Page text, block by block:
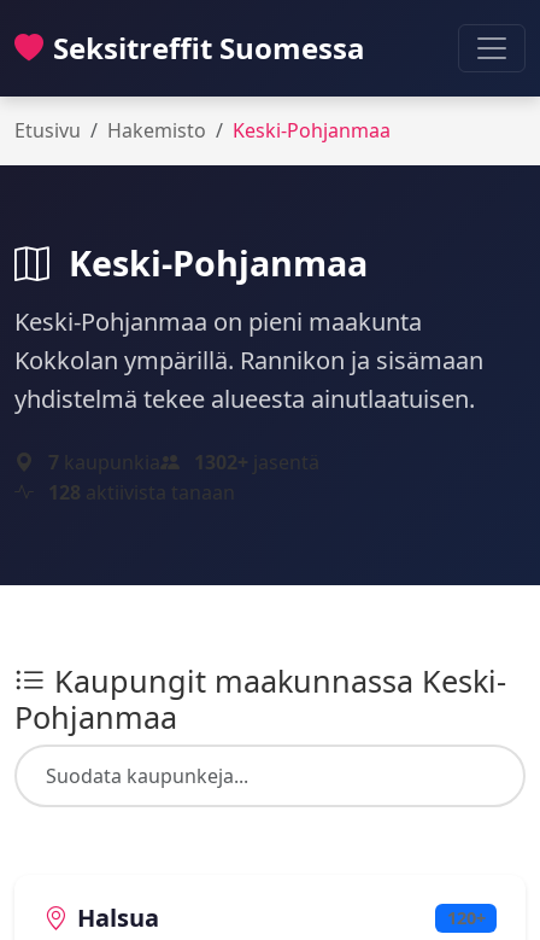
Seksitreffit Suomessa
Etusivu Hakemisto Keski-Pohjanmaa
Keski-Pohjanmaa
Keski-Pohjanmaa on pieni maakunta
Kokkolan ympärillä. Rannikon ja sisämaan
yhdistelmä tekee alueesta ainutlaatuisen.
7 kaupunkia 1302+ jasentä
128 aktiivista tanaan
Kaupungit maakunnassa Keski-
Pohjanmaa
Halsua 120+